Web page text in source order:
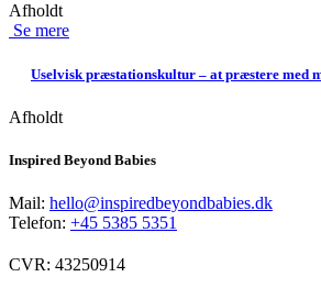
Afholdt
Se mere
Uselvisk præstationskultur – at præstere med
Afholdt
Inspired Beyond Babies
Mail: hello@inspiredbeyondbabies.dk
Telefon: +45 5385 5351
CVR: 43250914